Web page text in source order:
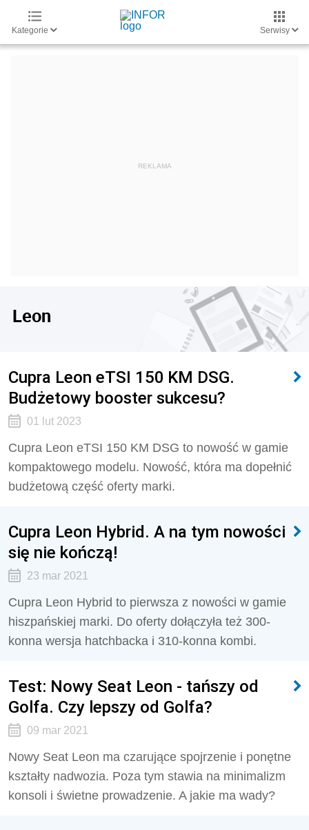
Kategorie Serwisy
Leon
Cupra Leon eTSI 150 KM DSG.
Budżetowy booster sukcesu?
01 lut 2023
Cupra Leon eTSI 150 KM DSG to nowość w gamie
kompaktowego modelu. Nowość, która ma dopełnić
budżetową część oferty marki.
Cupra Leon Hybrid. A na tym nowości
się nie kończą!
23 mar 2021
Cupra Leon Hybrid to pierwsza z nowości w gamie
hiszpańskiej marki. Do oferty dołączyła też 300-
konna wersja hatchbacka i 310-konna kombi.
Test: Nowy Seat Leon - tańszy od
Golfa. Czy lepszy od Golfa?
09 mar 2021
Nowy Seat Leon ma czarujące spojrzenie i ponętne
kształty nadwozia. Poza tym stawia na minimalizm
konsoli i świetne prowadzenie. A jakie ma wady?